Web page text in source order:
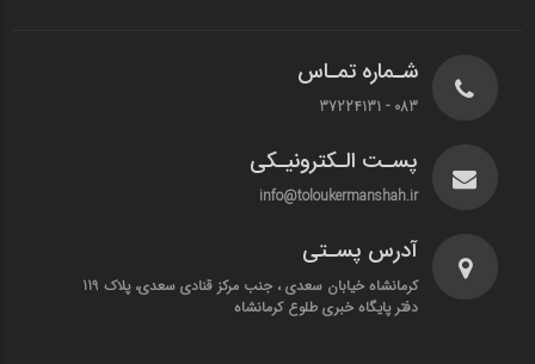
شـماره تمـاس
083 - 37224131
پسـت الـکترونیـکی
info@toloukermanshah.ir
آدرس پسـتی
کرمانشاه خیابان سعدی ، جنب مرکز قنادی سعدی، پلاک 119
دفتر پایگاه خبری طلوع کرمانشاه